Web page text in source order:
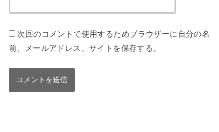
次回のコメントで使用するためブラウザーに自分の名
前、メールアドレス、サイトを保存する。